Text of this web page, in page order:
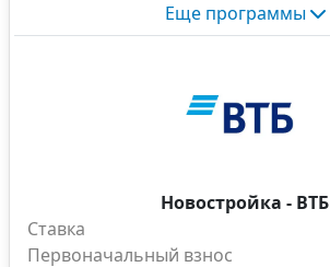
Еще программы
Новостройка - ВТБ
Ставка
Первоначальный взнос